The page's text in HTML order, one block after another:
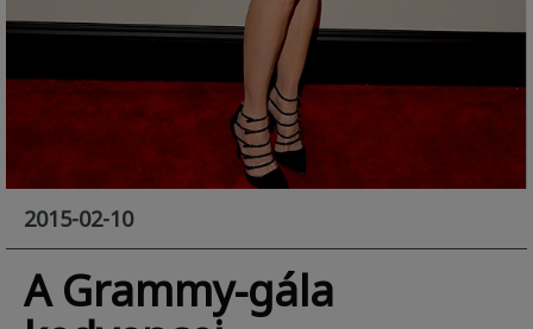
2015-02-10
A Grammy-gála